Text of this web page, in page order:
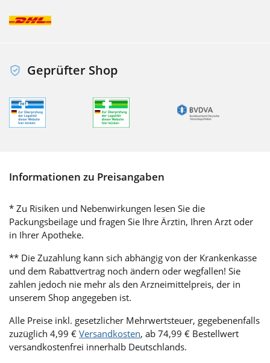
Geprüfter Shop
Informationen zu Preisangaben
* Zu Risiken und Nebenwirkungen lesen Sie die
Packungsbeilage und fragen Sie Ihre Ärztin, Ihren Arzt oder
in Ihrer Apotheke.
** Die Zuzahlung kann sich abhängig von der Krankenkasse
und dem Rabattvertrag noch ändern oder wegfallen! Sie
zahlen jedoch nie mehr als den Arzneimittelpreis, der in
unserem Shop angegeben ist.
Alle Preise inkl. gesetzlicher Mehrwertsteuer, gegebenenfalls
zuzüglich 4,99 € Versandkosten, ab 74,99 € Bestellwert
versandkostenfrei innerhalb Deutschlands.